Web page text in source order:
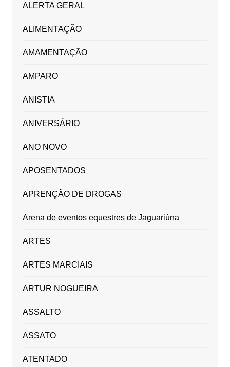
ALERTA GERAL
ALIMENTAÇÃO
AMAMENTAÇÃO
AMPARO
ANISTIA
ANIVERSÁRIO
ANO NOVO
APOSENTADOS
APRENÇÃO DE DROGAS
Arena de eventos equestres de Jaguariúna
ARTES
ARTES MARCIAIS
ARTUR NOGUEIRA
ASSALTO
ASSATO
ATENTADO